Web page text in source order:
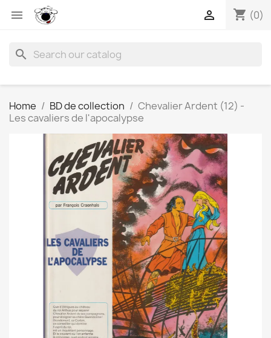
 shopping_cart (0)

search
Home BD de collection
Chevalier Ardent (12) -
Les cavaliers de l'apocalypse